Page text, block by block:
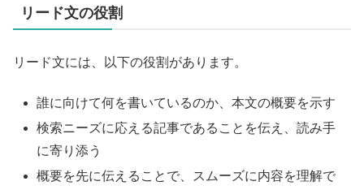
リード文の役割
リード文には、以下の役割があります。
誰に向けて何を書いているのか、本文の概要を示す
検索ニーズに応える記事であることを伝え、読み手
に寄り添う
概要を先に伝えることで、スムーズに内容を理解で